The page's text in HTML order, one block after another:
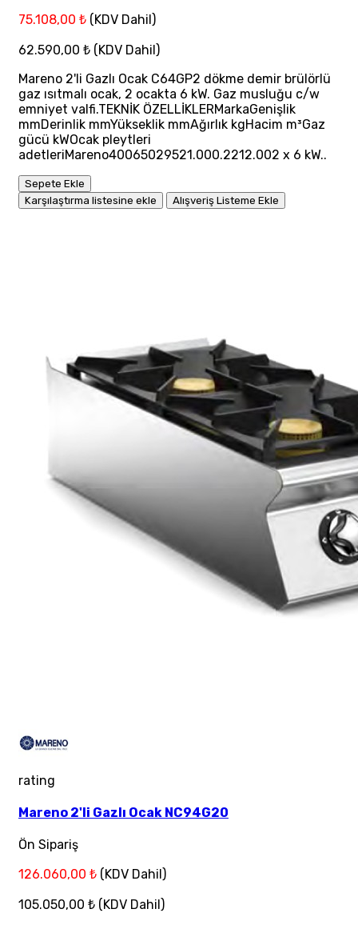
75.108,00 ₺ (KDV Dahil)
62.590,00 ₺ (KDV Dahil)
Mareno 2'li Gazlı Ocak C64GP2 dökme demir brülörlü
gaz ısıtmalı ocak, 2 ocakta 6 kW. Gaz musluğu c/w
emniyet valfi.TEKNİK ÖZELLİKLERMarkaGenişlik
mmDerinlik mmYükseklik mmAğırlık kgHacim m³Gaz
gücü kWOcak pleytleri
adetleriMareno40065029521.000.2212.002 x 6 kW..
Sepete Ekle
Karşılaştırma listesine ekle
Alışveriş Listeme Ekle
rating
Mareno 2'li Gazlı Ocak NC94G20
Ön Sipariş
126.060,00 ₺ (KDV Dahil)
105.050,00 ₺ (KDV Dahil)